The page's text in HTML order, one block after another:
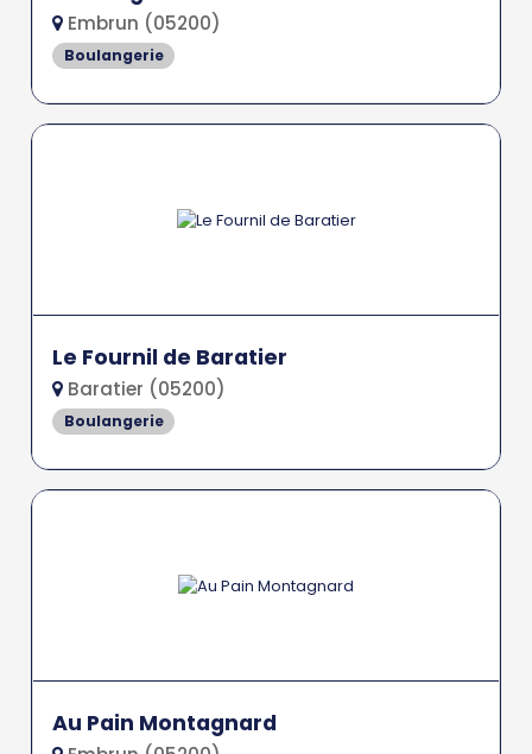
Embrun (05200)
Boulangerie
Le Fournil de Baratier
Baratier (05200)
Boulangerie
Au Pain Montagnard